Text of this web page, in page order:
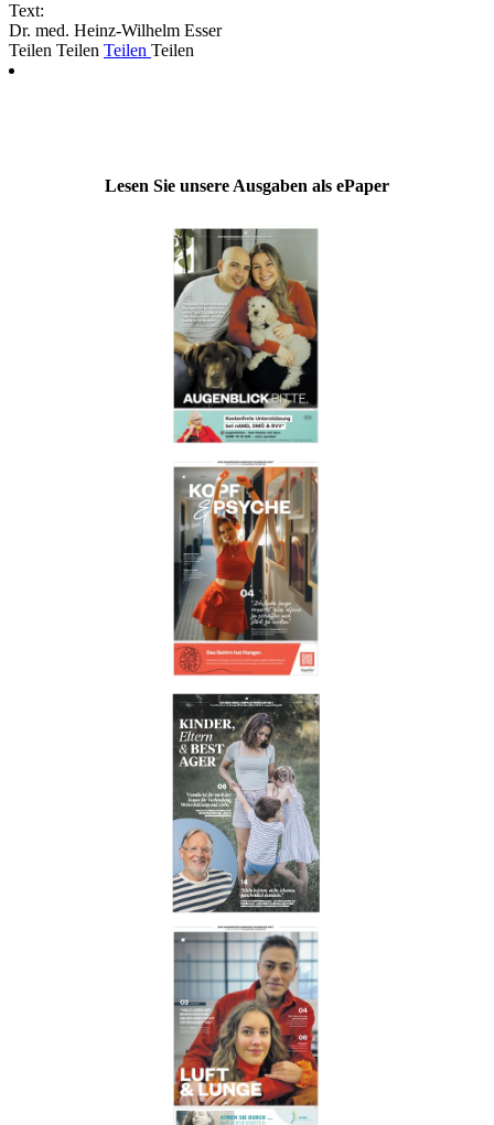
Text:
Dr. med. Heinz-Wilhelm Esser
Teilen Teilen Teilen Teilen
Lesen Sie unsere Ausgaben als ePaper